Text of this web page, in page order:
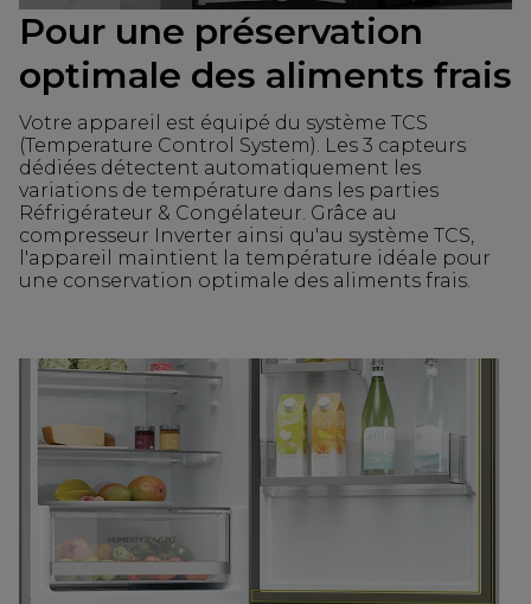
Pour une préservation
optimale des aliments frais
Votre appareil est équipé du système TCS
(Temperature Control System). Les 3 capteurs
dédiées détectent automatiquement les
variations de température dans les parties
Réfrigérateur & Congélateur. Grâce au
compresseur Inverter ainsi qu'au système TCS,
l'appareil maintient la température idéale pour
une conservation optimale des aliments frais.